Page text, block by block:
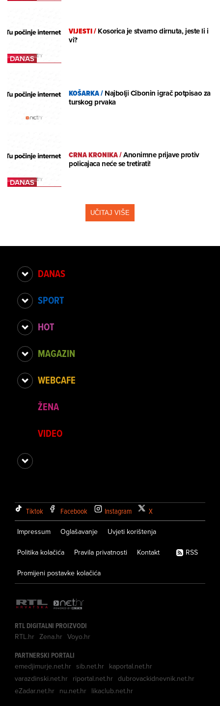
VIJESTI/Kosorica je stvarno dirnuta, jeste li i
vi?
KOŠARKA/Najbolji Cibonin igrač potpisao za
turskog prvaka
CRNA KRONIKA/Anonimne prijave protiv
policajaca neće se tretirati!
UČITAJ VIŠE
DANAS
SPORT
HOT
MAGAZIN
WEBCAFE
ŽENA
VIDEO
Tiktok Facebook Instagram X
Impressum Oglašavanje Uvjeti korištenja
Politika kolačića Pravila privatnosti Kontakt
Promijeni postavke kolačića
RSS
RTL DIGITALNI PROIZVODI
RTL.hr Zena.hr Voyo.hr
PARTNERSKI PORTALI
emedjimurje.net.hr sib.net.hr kaportal.net.hr
varazdinski.net.hr riportal.net.hr dubrovackidnevnik.net.hr
eZadar.net.hr nu.net.hr likaclub.net.hr